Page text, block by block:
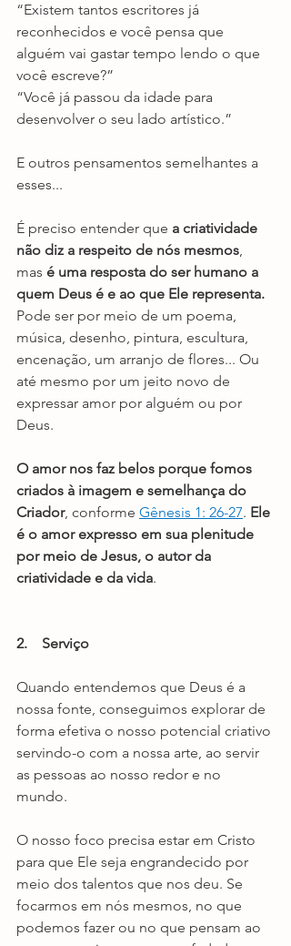
“Existem tantos escritores já
reconhecidos e você pensa que
alguém vai gastar tempo lendo o que
você escreve?”
“Você já passou da idade para
desenvolver o seu lado artístico.”
E outros pensamentos semelhantes a
esses...
É preciso entender que a criatividade
não diz a respeito de nós mesmos,
mas é uma resposta do ser humano a
quem Deus é e ao que Ele representa.
Pode ser por meio de um poema,
música, desenho, pintura, escultura,
encenação, um arranjo de flores... Ou
até mesmo por um jeito novo de
expressar amor por alguém ou por
Deus.
O amor nos faz belos porque fomos
criados à imagem e semelhança do
Criador, conforme Gênesis 1: 26-27. Ele
é o amor expresso em sua plenitude
por meio de Jesus, o autor da
criatividade e da vida.
2.    Serviço
Quando entendemos que Deus é a
nossa fonte, conseguimos explorar de
forma efetiva o nosso potencial criativo
servindo-o com a nossa arte, ao servir
as pessoas ao nosso redor e no
mundo.
O nosso foco precisa estar em Cristo
para que Ele seja engrandecido por
meio dos talentos que nos deu. Se
focarmos em nós mesmos, no que
podemos fazer ou no que pensam ao